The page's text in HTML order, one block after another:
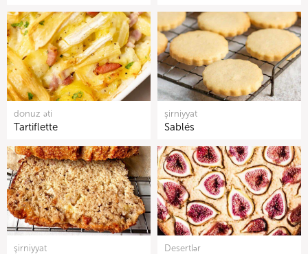
donuz əti
Tartiflette
şirniyyat
Sablés
şirniyyat Desertlər